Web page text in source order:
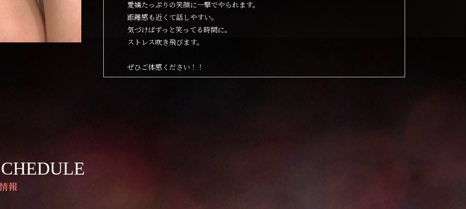
愛嬌たっぷりの笑顔に一撃でやられます。
距離感も近くて話しやすい。
気づけばずっと笑ってる時間に。
ストレス吹き飛びます。
ぜひご体感ください！！
報